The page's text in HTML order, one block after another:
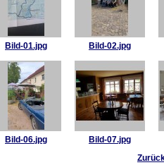
Bild-01.jpg Bild-02.jpg
Bild-06.jpg
Bild-07.jpg